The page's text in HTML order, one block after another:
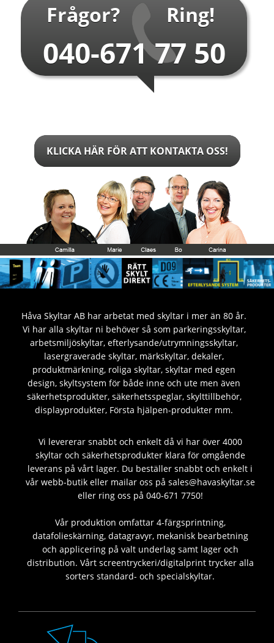
Frågor? Ring!
040-671 77 50
KLICKA HÄR FÖR ATT KONTAKTA OSS!
Håva Skyltar AB har arbetat med skyltar i mer än 80 år.
Vi har alla skyltar ni behöver så som parkeringsskyltar,
arbetsmiljöskyltar, efterlysande/utrymningsskyltar,
lasergraverade skyltar, märkskyltar, dekaler,
produktmärkning, roliga skyltar, skyltar med egen
design, skyltsystem för både inne och ute men även
säkerhetsprodukter, säkerhetsspeglar, skylttillbehör,
displayprodukter, Första hjälpen-produkter mm.
Vi levererar snabbt och enkelt då vi har över 4000
skyltar och säkerhetsprodukter klara för omgående
leverans på vårt lager. Du beställer snabbt och enkelt i
vår webb-butik eller mailar oss på sales@havaskyltar.se
eller ring oss på 040-671 7750!
Vår produktion omfattar 4-färgsprintning,
datafolieskärning, datagravyr, mekanisk bearbetning
och applicering på valt underlag samt lager och
distribution. Vårt screentryckeri/digitalprint trycker alla
sorters standard- och specialskyltar.